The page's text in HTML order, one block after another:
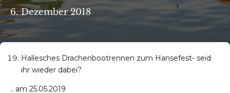
6. Dezember 2018
Hallesches Drachenbootrennen zum Hansefest- seid
ihr wieder dabei?
.. am 25.05.2019